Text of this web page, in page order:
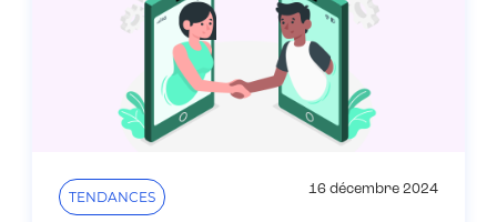
TENDANCES 16 décembre 2024